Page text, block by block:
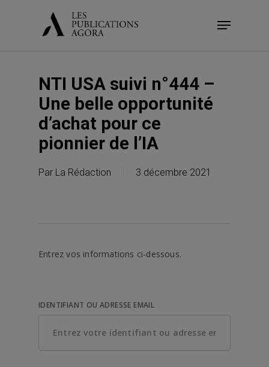
Menu
NTI USA suivi n°444 –
Une belle opportunité
d’achat pour ce
pionnier de l’IA
Par La Rédaction 3 décembre 2021
Entrez vos informations ci-dessous.
IDENTIFIANT OU ADRESSE EMAIL